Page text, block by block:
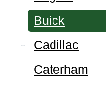
Buick
Cadillac
Caterham